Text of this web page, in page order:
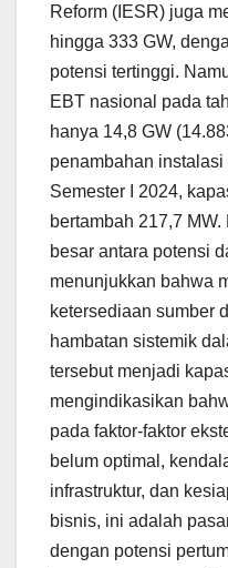
Reform (IESR) juga
hingga 333 GW,
potensi tertinggi.
EBT nasional pada
hanya 14,8 GW
penambahan instalasi
Semester I 2024,
bertambah 217,7
besar antara potensi
menunjukkan bahwa
ketersediaan sumber
hambatan sistemik
tersebut menjadi
mengindikasikan
pada faktor-faktor
belum optimal,
infrastruktur, dan
bisnis, ini adalah
dengan potensi